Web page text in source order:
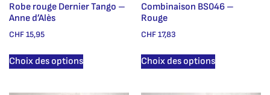
Robe rouge Dernier Tango –
Anne d’Alès
CHF15,95
Choix des options
Combinaison BS046 –
Rouge
CHF17,83
Choix des options